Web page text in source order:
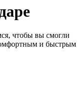
чтобы вы смогли
и быстрым